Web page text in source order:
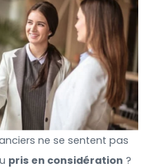
ne se sentent pas
pris en considération ?